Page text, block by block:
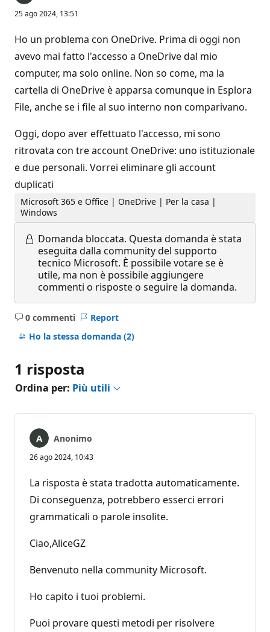
25 ago 2024, 13:51
Ho un problema con OneDrive. Prima di oggi non
avevo mai fatto l'accesso a OneDrive dal mio
computer, ma solo online. Non so come, ma la
cartella di OneDrive è apparsa comunque in Esplora
File, anche se i file al suo interno non comparivano.
Oggi, dopo aver effettuato l'accesso, mi sono
ritrovata con tre account OneDrive: uno istituzionale
e due personali. Vorrei eliminare gli account
duplicati
Microsoft 365 e Office | OneDrive | Per la casa |
Windows
Domanda bloccata. Questa domanda è stata
eseguita dalla community del supporto
tecnico Microsoft. È possibile votare se è
utile, ma non è possibile aggiungere
commenti o risposte o seguire la domanda.
0 commenti
Nessun
commento
Report
Ho la stessa domanda (2)
1 risposta
Ordina per: Più utili
Anonimo
26 ago 2024, 10:43
La risposta è stata tradotta automaticamente.
Di conseguenza, potrebbero esserci errori
grammaticali o parole insolite.
Ciao,AliceGZ
Benvenuto nella community Microsoft.
Ho capito i tuoi problemi.
Puoi provare questi metodi per risolvere